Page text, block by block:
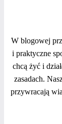
W blogowej
i praktyczne
chcą żyć i
zasadach.
przywracają